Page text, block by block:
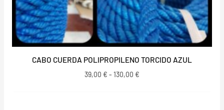
CABO CUERDA POLIPROPILENO TORCIDO AZUL
39,00 € - 130,00 €